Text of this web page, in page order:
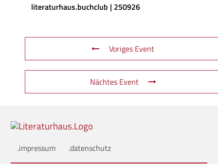
literaturhaus.buchclub | 250926
Voriges Event
Nächtes Event
.impressum .datenschutz